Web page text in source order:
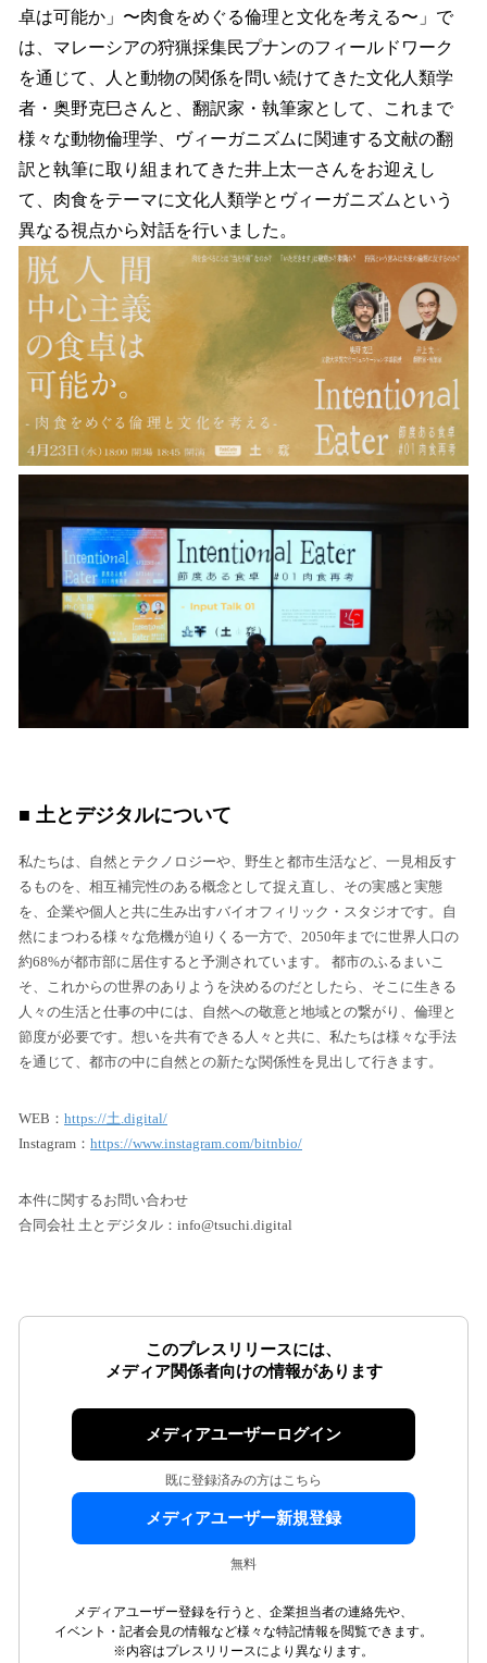
卓は可能か」〜肉食をめぐる倫理と文化を考える〜」で
は、マレーシアの狩猟採集民プナンのフィールドワーク
を通じて、人と動物の関係を問い続けてきた文化人類学
者・奥野克巳さんと、翻訳家・執筆家として、これまで
様々な動物倫理学、ヴィーガニズムに関連する文献の翻
訳と執筆に取り組まれてきた井上太一さんをお迎えし
て、肉食をテーマに文化人類学とヴィーガニズムという
異なる視点から対話を行いました。
■ 土とデジタルについて
私たちは、自然とテクノロジーや、野生と都市生活など、一見相反す
るものを、相互補完性のある概念として捉え直し、その実感と実態
を、企業や個人と共に生み出すバイオフィリック・スタジオです。自
然にまつわる様々な危機が迫りくる一方で、2050年までに世界人口の
約68%が都市部に居住すると予測されています。 都市のふるまいこ
そ、これからの世界のありようを決めるのだとしたら、そこに生きる
人々の生活と仕事の中には、自然への敬意と地域との繋がり、倫理と
節度が必要です。想いを共有できる人々と共に、私たちは様々な手法
を通じて、都市の中に自然との新たな関係性を見出して行きます。
WEB： https://土.digital/
Instagram： https://www.instagram.com/bitnbio/
本件に関するお問い合わせ
合同会社 土とデジタル：info@tsuchi.digital
このプレスリリースには、
メディア関係者向けの情報があります
メディアユーザーログイン
既に登録済みの方はこちら
メディアユーザー新規登録
無料
メディアユーザー登録を行うと、企業担当者の連絡先や、
イベント・記者会見の情報など様々な特記情報を閲覧できます。
※内容はプレスリリースにより異なります。